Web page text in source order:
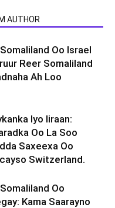
AUTHOR
Oo Israel
Reer Somaliland
Ah Loo
Iyo Iiraan:
Oo La Soo
Saxeexa Oo
Switzerland.
Oo
Kama Saarayno